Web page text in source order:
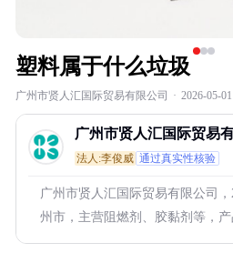
塑料属于什么垃圾
广州市贤人汇国际贸易有限公司 · 2026-05-
广州市贤人汇国际贸易
法人:李俊威 通过真实性核验
广州市贤人汇国际贸易有限公司
州市，主营阻燃剂、胶黏剂等，产